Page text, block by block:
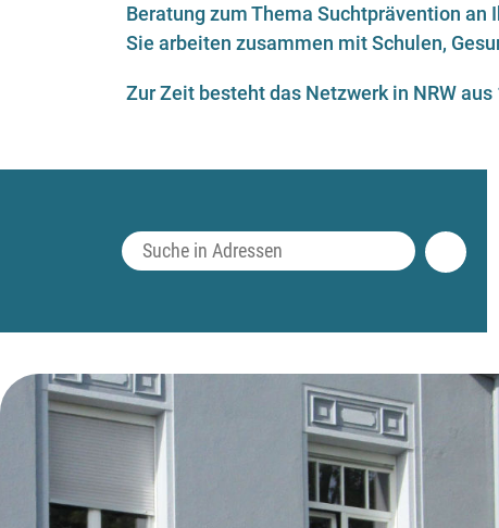
Beratung zum Thema Suchtprävention an
Sie arbeiten zusammen mit Schulen,
Zur Zeit besteht das Netzwerk in NRW aus